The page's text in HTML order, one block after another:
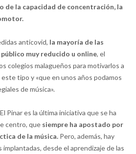
de la capacidad de concentración, la
anticovid, la mayoría de las
muy reducido u online, el
colegios malagueños para motivarlos a
tipo y «que en unos años podamos
de música».
Pinar es la última iniciativa que se ha
centro, que siempre ha apostado por
de la música. Pero, además, hay
desde el aprendizaje de las